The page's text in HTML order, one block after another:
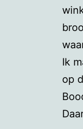
Ik
op